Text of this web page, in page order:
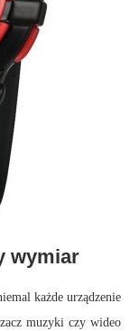
wymiar
każde urządzenie
muzyki czy wideo